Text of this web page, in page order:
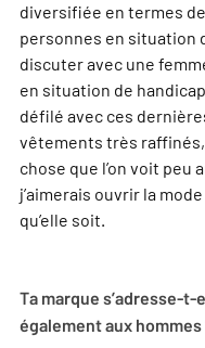
diversifiée en termes
personnes en situation
discuter avec une
en situation de
défilé avec ces
vêtements très raffinés,
chose que l’on voit peu
j’aimerais ouvrir la
qu’elle soit.
Ta marque s’adresse-
également aux hommes